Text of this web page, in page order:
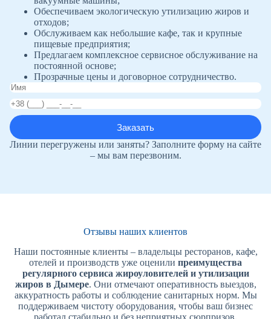
Обеспечиваем экологическую утилизацию жиров и
отходов;
Обслуживаем как небольшие кафе, так и крупные
пищевые предприятия;
Предлагаем комплексное сервисное обслуживание на
постоянной основе;
Прозрачные цены и договорное сотрудничество.
Линии перегружены или заняты? Заполните форму на сайте
– мы вам перезвоним.
Отзывы наших клиентов
Наши постоянные клиенты – владельцы ресторанов, кафе,
отелей и производств уже оценили преимущества
регулярного сервиса жироуловителей и утилизации
жиров в Дымере. Они отмечают оперативность выездов,
аккуратность работы и соблюдение санитарных норм. Мы
поддерживаем чистоту оборудования, чтобы ваш бизнес